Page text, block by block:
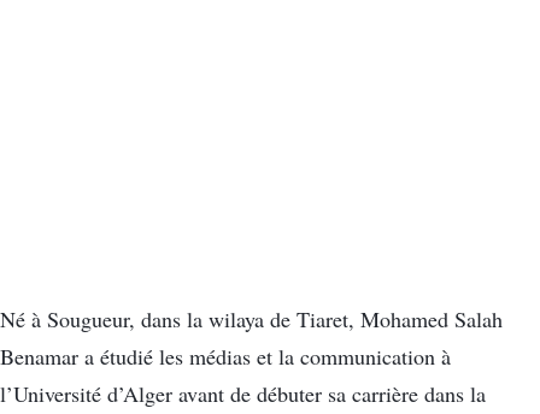
Né à Sougueur, dans la wilaya de Tiaret, Mohamed Salah
Benamar a étudié les médias et la communication à
l’Université d’Alger avant de débuter sa carrière dans la